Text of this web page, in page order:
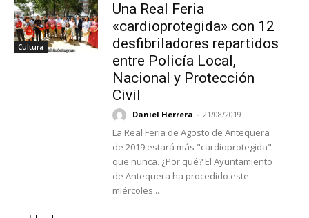
Cultura
Una Real Feria
«cardioprotegida» con 12
desfibriladores repartidos
entre Policía Local,
Nacional y Protección
Civil
Daniel Herrera - 21/08/2019
La Real Feria de Agosto de Antequera
de 2019 estará más "cardioprotegida"
que nunca. ¿Por qué? El Ayuntamiento
de Antequera ha procedido este
miércoles...